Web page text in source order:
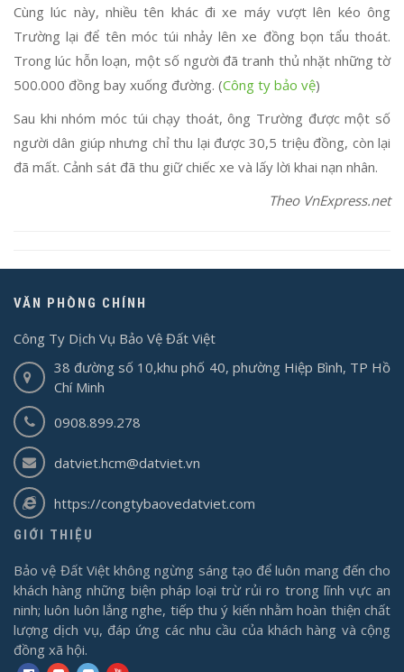
Cùng lúc này, nhiều tên khác đi xe máy vượt lên kéo ông
Trường lại để tên móc túi nhảy lên xe đồng bọn tẩu thoát.
Trong lúc hỗn loạn, một số người đã tranh thủ nhặt những tờ
500.000 đồng bay xuống đường. (Công ty bảo vệ)
Sau khi nhóm móc túi chạy thoát, ông Trường được một số
người dân giúp nhưng chỉ thu lại được 30,5 triệu đồng, còn lại
đã mất. Cảnh sát đã thu giữ chiếc xe và lấy lời khai nạn nhân.
Theo VnExpress.net
VĂN PHÒNG CHÍNH
Công Ty Dịch Vụ Bảo Vệ Đất Việt
38 đường số 10,khu phố 40, phường Hiệp Bình, TP Hồ
Chí Minh
0908.899.278
datviet.hcm@datviet.vn
https://congtybaovedatviet.com
GIỚI THIỆU
Bảo vệ Đất Việt không ngừng sáng tạo để luôn mang đến cho
khách hàng những biện pháp loại trừ rủi ro trong lĩnh vực an
ninh; luôn luôn lắng nghe, tiếp thu ý kiến nhằm hoàn thiện chất
lượng dịch vụ, đáp ứng các nhu cầu của khách hàng và cộng
đồng xã hội.